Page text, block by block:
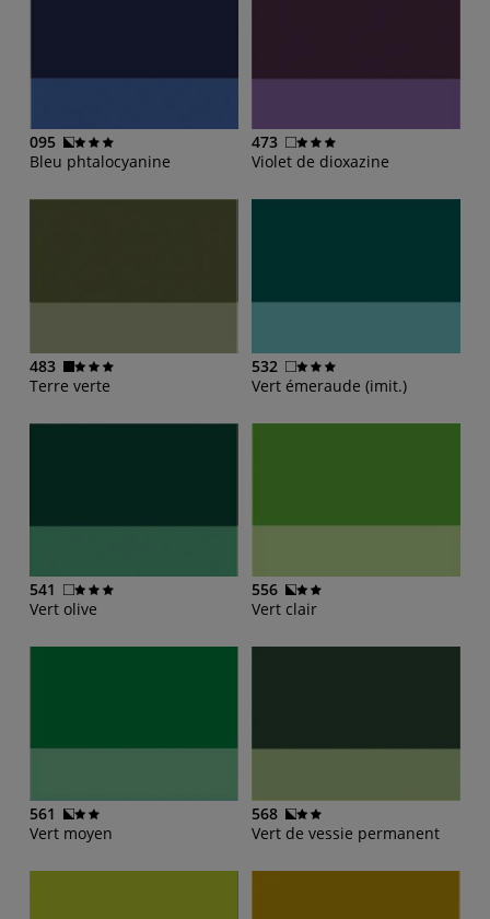
095
Bleu phtalocyanine
473
Violet de dioxazine
483
Terre verte
532
Vert émeraude (imit.)
541
Vert olive
556
Vert clair
561
Vert moyen
568
Vert de vessie permanent